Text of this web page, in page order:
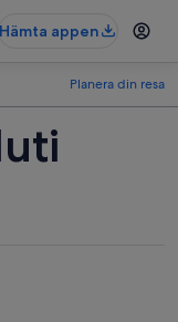
Hämta appen
Planera din resa